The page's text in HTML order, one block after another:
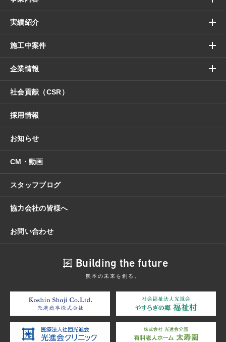
実績紹介
施工中案件
企業情報
社会貢献（CSR）
採用情報
お知らせ
CM・動画
スタッフブログ
協力会社の皆様へ
お問い合わせ
Building the future
熊本の未来を創る。